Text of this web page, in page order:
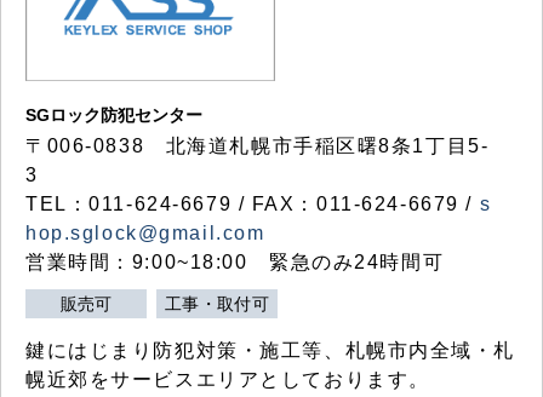
SGロック防犯センター
〒006-0838 北海道札幌市手稲区曙8条1丁目5-
3
TEL：011-624-6679 / FAX：011-624-6679 / s
hop.sglock@gmail.com
営業時間：9:00~18:00 緊急のみ24時間可
販売可 工事・取付可
鍵にはじまり防犯対策・施工等、札幌市内全域・札
幌近郊をサービスエリアとしております。